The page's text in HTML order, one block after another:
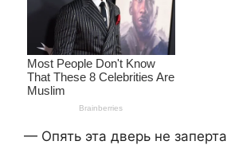
— Опять эта дверь не